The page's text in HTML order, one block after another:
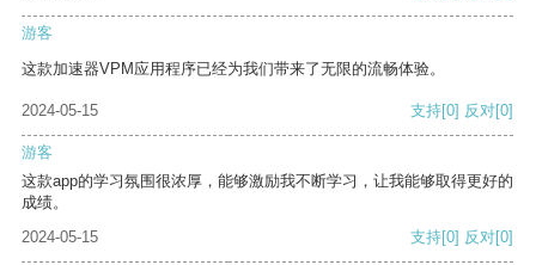
游客
这款加速器VPM应用程序已经为我们带来了无限的流畅体验。
2024-05-15 支持[0] 反对[0]
游客
这款app的学习氛围很浓厚，能够激励我不断学习，让我能够取得更好的
成绩。
2024-05-15
支持[0] 反对[0]